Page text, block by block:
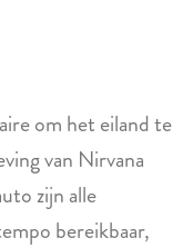
om het eiland te
van Nirvana
zijn alle
bereikbaar,